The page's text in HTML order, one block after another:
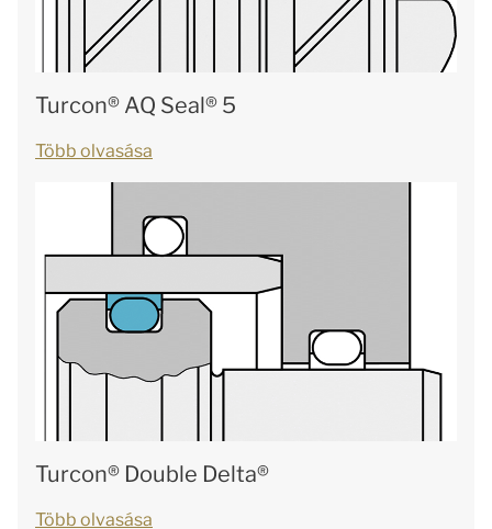
Turcon® AQ Seal® 5
Több olvasása
Turcon® Double Delta®
Több olvasása